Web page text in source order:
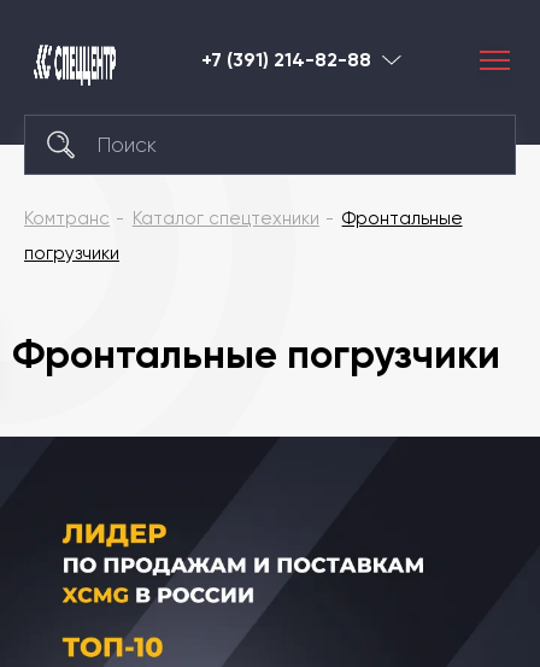
+7 (391) 214-82-88 Красноярск
Комтранс Каталог спецтехники
Фронтальные
погрузчики
Фронтальные погрузчики